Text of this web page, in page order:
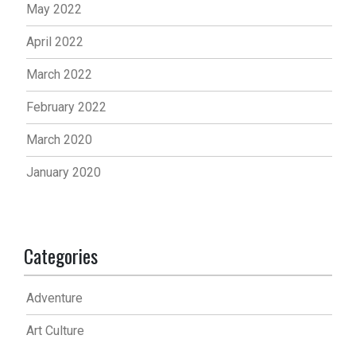
May 2022
April 2022
March 2022
February 2022
March 2020
January 2020
Categories
Adventure
Art Culture